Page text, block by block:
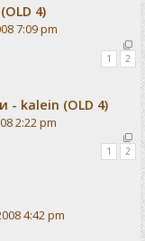
4)
7:09 pm
1 2
- kalein (OLD 4)
2:22 pm
1 2
4:42 pm